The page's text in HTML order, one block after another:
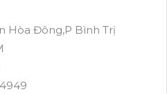
Hòa Đông,P Bình Trị